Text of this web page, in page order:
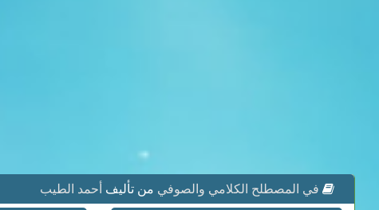
في المصطلح الكلامي والصوفي من تأليف أحمد الطيب